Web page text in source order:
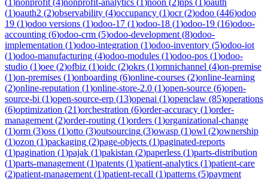
(1)oauth2 (2)observability (4)occupancy (1)ocr(2)odoo (446)odoo
19 (1)odoo versions (1)odoo-17 (1)odoo-18 (1)odoo-19 (16)odoo-
accounting (6)odoo-crm (5)odoo-development (8)odoo-
implementation (1)odoo-integration (1)odoo-inventory (5)odoo-iot
(1)odoo-manufacturing (4)odoo-modules (1)odoo-pos (1)odoo-
studio (1)oee (2)ofbiz (1)oidc (2)okrs (1)omnichannel (4)on-premise
(1)on-premises (1)onboarding (6)online-courses (2)online-learning
(2)online-reputation (1)online-store-2.0 (1)open-source (6)open-
source-bi (1)open-source-erp (13)openai (1)openclaw (85)operations
(6)optimization (21)orchestration (6)order-accuracy (1)order-
management (2)order-routing (1)orders (1)organizational-change
(1)orm (3)oss (1)otto (3)outsourcing (3)owasp (1)owl (2)ownership
(1)ozon (1)packaging (2)page-objects (1)paginated-reports
(1)pagination (1)pajak (1)pakistan (2)paperless (1)parts-distribution
(1)parts-management (1)patents (1)patient-analytics (1)patient-care
(2)patient-management (1)patient-recall (1)patterns (5)payment